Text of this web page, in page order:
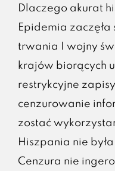
Dlaczego akurat
Epidemia
trwania I wojny
krajów biorących
restrykcyjne
cenzurowanie
zostać
Hiszpania nie
Cenzura nie